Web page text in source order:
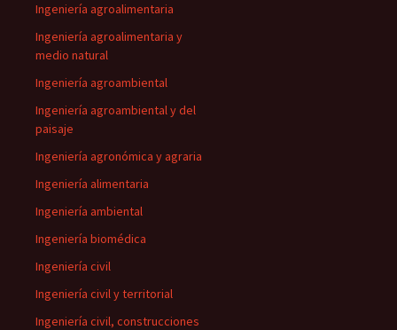
Ingeniería agroalimentaria
Ingeniería agroalimentaria y
medio natural
Ingeniería agroambiental
Ingeniería agroambiental y del
paisaje
Ingeniería agronómica y agraria
Ingeniería alimentaria
Ingeniería ambiental
Ingeniería biomédica
Ingeniería civil
Ingeniería civil y territorial
Ingeniería civil, construcciones